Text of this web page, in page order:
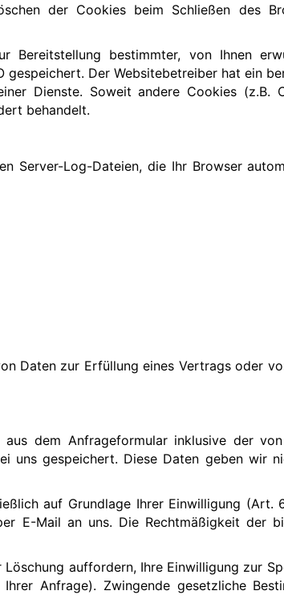
der Cookies beim Schließen des
bestimmter, von Ihnen
Der Websitebetreiber hat ein
Dienste. Soweit andere Cookies (z.B.
behandelt.
Server-Log-Dateien, die Ihr Browser
Daten zur Erfüllung eines Vertrags oder
dem Anfrageformular inklusive der
uns gespeichert. Diese Daten geben wir
auf Grundlage Ihrer Einwilligung (Art.
E-Mail an uns. Die Rechtmäßigkeit der
auffordern, Ihre Einwilligung zur
Anfrage). Zwingende gesetzliche